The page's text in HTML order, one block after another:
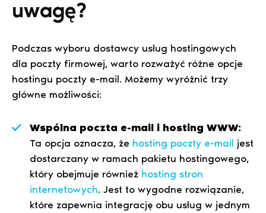
uwagę?
Podczas wyboru dostawcy usług hostingowych
dla poczty firmowej, warto rozważyć różne opcje
hostingu poczty e-mail. Możemy wyróżnić trzy
główne możliwości:
Wspólna poczta e-mail i hosting WWW:
Ta opcja oznacza, że hosting poczty e-mail jest
dostarczany w ramach pakietu hostingowego,
który obejmuje również hosting stron
internetowych. Jest to wygodne rozwiązanie,
które zapewnia integrację obu usług w jednym